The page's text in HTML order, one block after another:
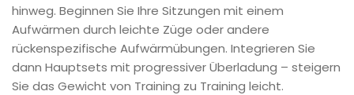
hinweg. Beginnen Sie Ihre Sitzungen mit einem
Aufwärmen durch leichte Züge oder andere
rückenspezifische Aufwärmübungen. Integrieren Sie
dann Hauptsets mit progressiver Überladung – steigern
Sie das Gewicht von Training zu Training leicht.